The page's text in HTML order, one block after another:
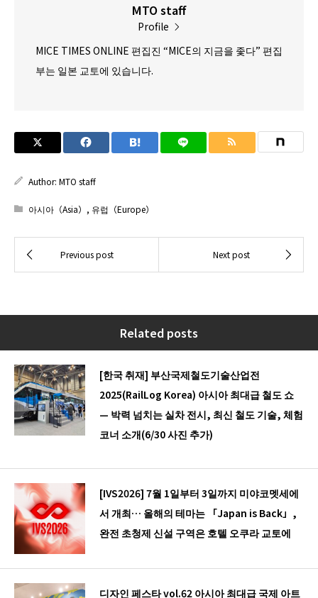
MTO staff
Profile
MICE TIMES ONLINE 편집진 “MICE의 지금을 좇다” 편집
부는 일본 교토에 있습니다.
Author: MTO staff
아시아（Asia） , 유럽（Europe）
Related posts
[한국 취재] 부산국제철도기술산업전
2025(RailLog Korea) 아시아 최대급 철도 쇼
— 박력 넘치는 실차 전시, 최신 철도 기술, 체험
코너 소개(6/30 사진 추가)
[IVS2026] 7월 1일부터 3일까지 미야코멧세에
서 개최… 올해의 테마는 「Japan is Back」,
완전 초청제 신설 구역은 호텔 오쿠라 교토에
디자인 페스타 vol.62 아시아 최대급 국제 아트